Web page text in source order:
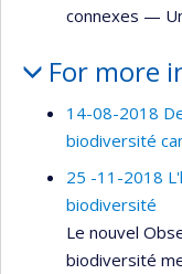
connexes —
For more
14-08-2018
biodiversité
25 -11-2018
biodiversité
Le nouvel
biodiversité